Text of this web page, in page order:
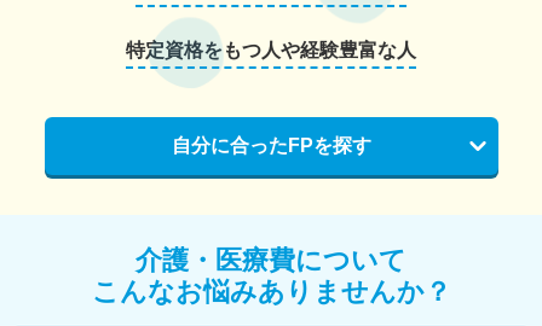
特定資格をもつ人や経験豊富な人
自分に合ったFPを探す
介護・医療費について
こんなお悩みありませんか？